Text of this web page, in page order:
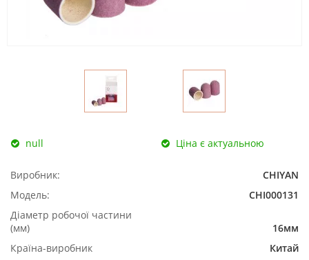
null Ціна є актуальною
Виробник:
CHIYAN
Модель:
CHI000131
Діаметр робочої частини
(мм)
16мм
Країна-виробник
Китай